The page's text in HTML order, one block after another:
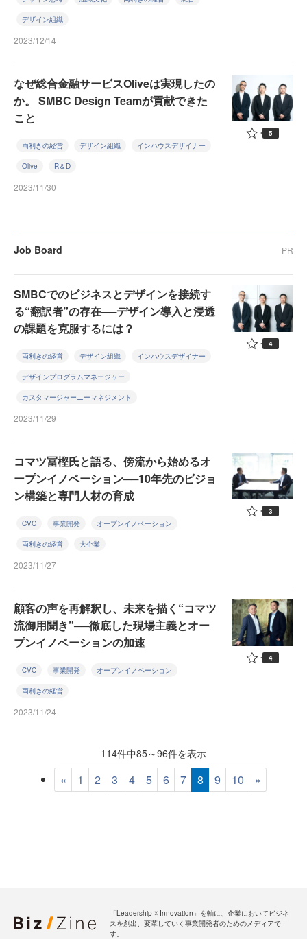
デザイン組織
2023/12/14
なぜ総合金融サービスOliveは実現したの
か。 SMBC Design Teamが貢献できた
こと
両利きの経営 デザイン組織 インハウスデザイナー
Olive R＆D
2023/11/30
5
Job Board PR
SMBCでのビジネスとデザインを接続す
る“翻訳者”の存在──デザイン導入と浸透
の課題を克服するには？
両利きの経営 デザイン組織 インハウスデザイナー
デザインプログラムマネージャー
カスタマージャーニーマネジメント
2023/11/29
4
コマツ冨樫氏と語る、傍流から始めるオ
ープンイノベーション──10年先のビジョ
ン構築と専門人材の育成
CVC 事業開発 オープンイノベーション
両利きの経営 大企業
2023/11/27
3
顧客の声を再解釈し、未来を描く“コマツ
流御用聞き”──徹底した現場主義とオー
プンイノベーションの加速
CVC 事業開発 オープンイノベーション
両利きの経営
2023/11/24
4
114件中85～96件を表示
« 1 2 3 4 5 6 7 8 9 10 »
「Leadership ☓ Innovation」を軸に、企業においてビジネ
スを創出、変革していく事業開発者のためのメディアで
す。